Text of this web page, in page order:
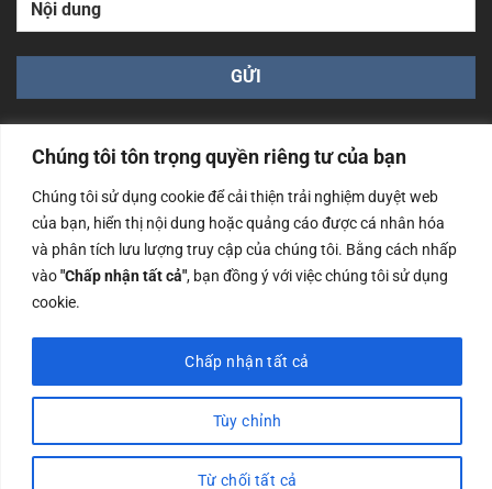
Chúng tôi tôn trọng quyền riêng tư của bạn
Chúng tôi sử dụng cookie để cải thiện trải nghiệm duyệt web
của bạn, hiển thị nội dung hoặc quảng cáo được cá nhân hóa
và phân tích lưu lượng truy cập của chúng tôi. Bằng cách nhấp
vào"Chấp nhận tất cả", bạn đồng ý với việc chúng tôi sử dụng
cookie.
Tùy chỉnh
Từ chối tất cả
Chấp nhận tất cả
Công ty TNHH Nam Bình Xương - Số ĐKKD: 0108783483
cấp ngày 14/06/2019 bởi Sở Kế Hoạch và Đầu Tư Tp. Hà
Nội
Copyrights @2023 Nam Binh Xuong. All Rights Reserved